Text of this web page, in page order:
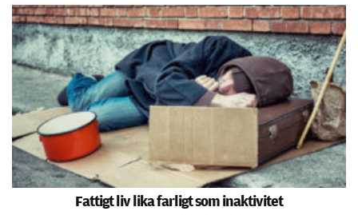
Fattigt liv lika farligt som inaktivitet
uppbyggnad,
baserat på
hur hemsidan
används.
Upplevelse
hemsida ska
prestera så
bra som